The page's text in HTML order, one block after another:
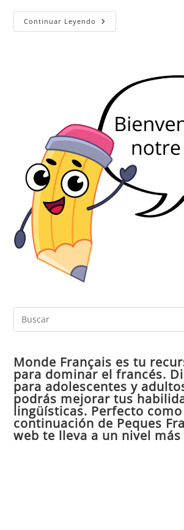
Continuar Leyendo Con
Imperativo
Monde Français es tu
para dominar el francés.
para adolescentes y
podrás mejorar tus
lingüísticas. Perfecto como
continuación de Peques
web te lleva a un nivel más